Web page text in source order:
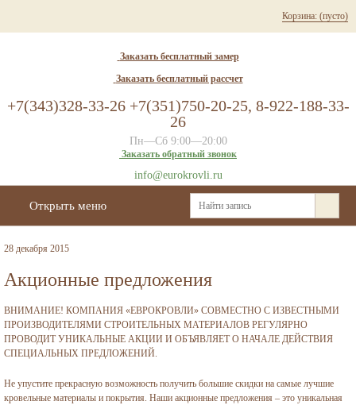
Корзина: (пусто)
Заказать бесплатный замер
Заказать бесплатный рассчет
+7(343)328-33-26 +7(351)750-20-25, 8-922-188-33-
26
Пн—Сб 9:00—20:00
Заказать обратный звонок
info@eurokrovli.ru
Открыть меню
28 декабря 2015
Акционные предложения
ВНИМАНИЕ! КОМПАНИЯ «ЕВРОКРОВЛИ» СОВМЕСТНО С ИЗВЕСТНЫМИ
ПРОИЗВОДИТЕЛЯМИ СТРОИТЕЛЬНЫХ МАТЕРИАЛОВ РЕГУЛЯРНО
ПРОВОДИТ УНИКАЛЬНЫЕ АКЦИИ И ОБЪЯВЛЯЕТ О НАЧАЛЕ ДЕЙСТВИЯ
СПЕЦИАЛЬНЫХ ПРЕДЛОЖЕНИЙ.
Не упустите прекрасную возможность получить большие скидки на самые лучшие
кровельные материалы и покрытия. Наши акционные предложения – это уникальная